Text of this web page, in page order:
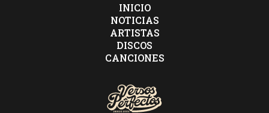
INICIO
NOTICIAS
ARTISTAS
DISCOS
CANCIONES